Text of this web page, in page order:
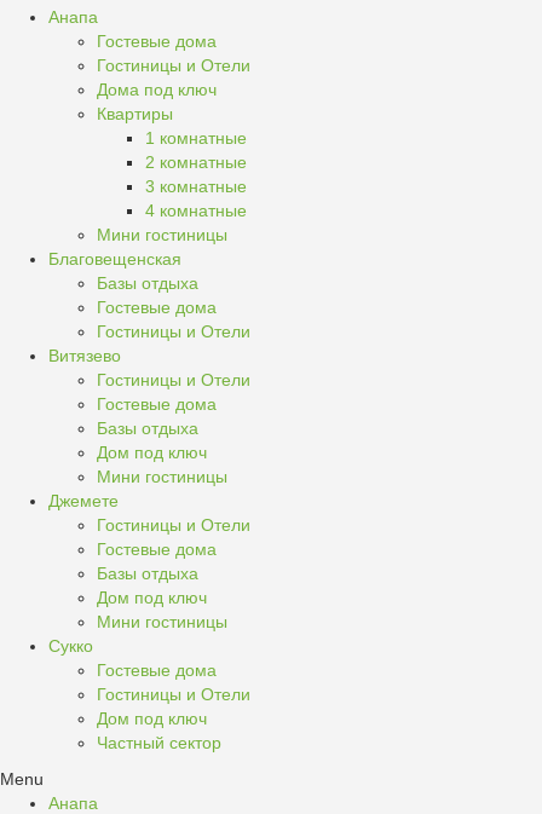
Анапа
Гостевые дома
Гостиницы и Отели
Дома под ключ
Квартиры
1 комнатные
2 комнатные
3 комнатные
4 комнатные
Мини гостиницы
Благовещенская
Базы отдыха
Гостевые дома
Гостиницы и Отели
Витязево
Гостиницы и Отели
Гостевые дома
Базы отдыха
Дом под ключ
Мини гостиницы
Джемете
Гостиницы и Отели
Гостевые дома
Базы отдыха
Дом под ключ
Мини гостиницы
Сукко
Гостевые дома
Гостиницы и Отели
Дом под ключ
Частный сектор
Menu
Анапа